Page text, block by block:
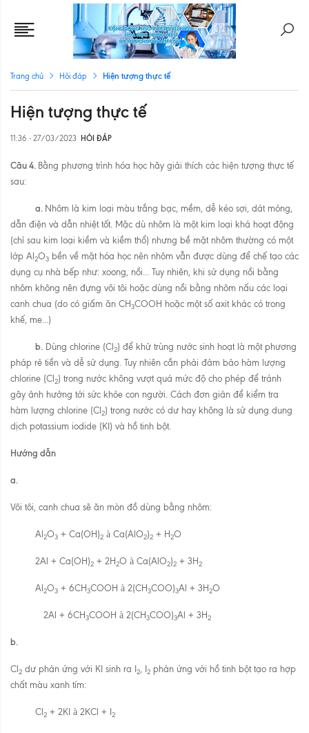
Trang chủ Hỏi đáp Hiện tượng thực tế
Hiện tượng thực tế
11:36 - 27/03/2023 HỎI ĐÁP
Câu 4. Bằng phương trình hóa học hãy giải thích các hiện tượng thực tế
sau:
a. Nhôm là kim loại màu trắng bạc, mềm, dễ kéo sợi, dát mỏng,
dẫn điện và dẫn nhiệt tốt. Mặc dù nhôm là một kim loại khá hoạt động
(chỉ sau kim loại kiềm và kiềm thổ) nhưng bề mặt nhôm thường có một
lớp Al 2O3 bền về mặt hóa học nên nhôm vẫn được dùng để chế tạo các
dụng cụ nhà bếp như: xoong, nồi... Tuy nhiên, khi sử dụng nồi bằng
nhôm không nên đựng vôi tôi hoặc dùng nồi bằng nhôm nấu các loại
canh chua (do có giấm ăn CH3COOH hoặc một số axit khác có trong
khế, me...)
b. Dùng chlorine (Cl 2) để khử trùng nước sinh hoạt là một phương
pháp rẻ tiền và dễ sử dụng. Tuy nhiên cần phải đảm bảo hàm lượng
chlorine (Cl 2) trong nước không vượt quá mức độ cho phép để tránh
gây ảnh hưởng tới sức khỏe con người. Cách đơn giản để kiểm tra
hàm lượng chlorine (Cl 2) trong nước có dư hay không là sử dụng dung
dịch potassium iodide (KI) và hồ tinh bột.
Hướng dẫn
a.
Vôi tôi, canh chua sẽ ăn mòn đồ dùng bằng nhôm:
Al 2O3 + Ca(OH)2 à Ca(AlO2)2 + H2O
2Al + Ca(OH)2 + 2H2O à Ca(AlO2)2 + 3H2
Al 2O3 + 6CH3COOH à 2(CH3COO)3Al + 3H2O
2Al + 6CH3COOH à 2(CH3COO)3Al + 3H2
b.
Cl 2 dư phản ứng với KI sinh ra I 2, I 2 phản ứng với hồ tinh bột tạo ra hợp
chất màu xanh tím:
Cl 2 + 2KI à 2KCl + I 2